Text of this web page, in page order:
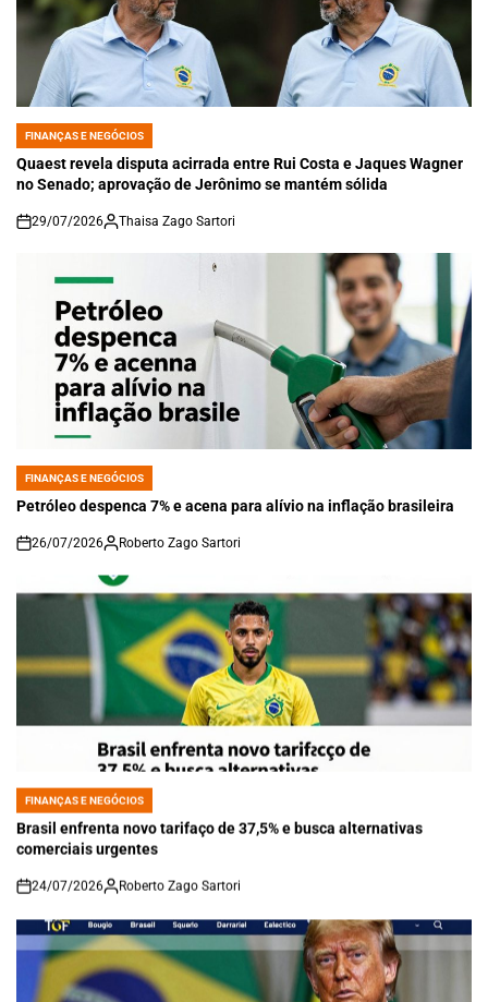
POSTED
IN
FINANÇAS E NEGÓCIOS
Quaest revela disputa acirrada entre Rui Costa e Jaques Wagner
no Senado; aprovação de Jerônimo se mantém sólida
on
29/07/2026 Thaisa Zago Sartori
POSTED
IN
FINANÇAS E NEGÓCIOS
Petróleo despenca 7% e acena para alívio na inflação brasileira
on
26/07/2026 Roberto Zago Sartori
POSTED
IN
FINANÇAS E NEGÓCIOS
Brasil enfrenta novo tarifaço de 37,5% e busca alternativas
comerciais urgentes
on
24/07/2026 Roberto Zago Sartori